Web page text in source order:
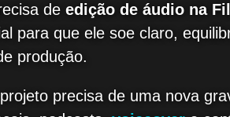
de edição de áudio na
para que ele soe claro,
produção.
precisa de uma nova